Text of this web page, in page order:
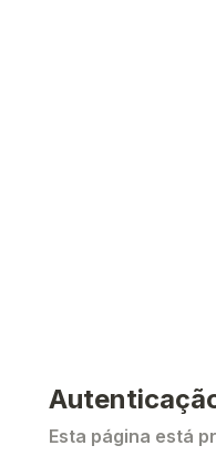
Esta página está